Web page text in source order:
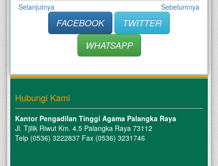
Selanjutnya Sebelumnya
FACEBOOK
TWITTER
WHATSAPP
Hubungi Kami
Kantor Pengadilan Tinggi Agama Palangka Raya
Jl. Tjilik Riwut Km. 4.5 Palangka Raya 73112
Telp (0536) 3222837 Fax (0536) 3231746